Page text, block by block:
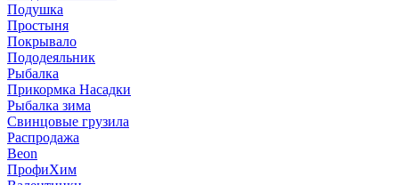
Подушка
Простыня
Покрывало
Пододеяльник
Рыбалка
Прикормка Насадки
Рыбалка зима
Свинцовые грузила
Распродажа
Beon
ПрофиХим